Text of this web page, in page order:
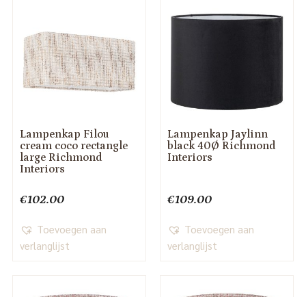
Lampenkap Filou
cream coco rectangle
large Richmond
Interiors
€102.00
Toevoegen aan
verlanglijst
Lampenkap Jaylinn
black 40Ø Richmond
Interiors
€109.00
Toevoegen aan
verlanglijst